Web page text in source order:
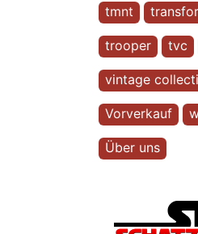
tmnt
trooper tvc
vintage
Vorverkauf
Über uns